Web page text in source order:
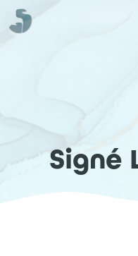
Aller
contenu
Signé